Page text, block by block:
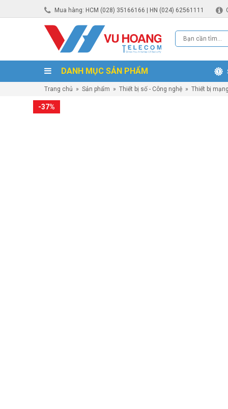
Mua hàng: HCM (028) 35166166 | HN (024) 62561111
DANH MỤC SẢN PHẨM
Trang chủ » Sản phẩm » Thiết bị số - Công nghệ » Thiết bị mạng
-37%